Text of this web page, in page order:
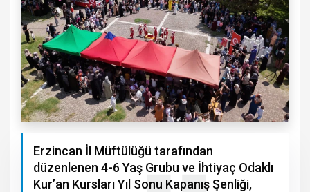
Erzincan İl Müftülüğü tarafından
düzenlenen 4-6 Yaş Grubu ve İhtiyaç Odaklı
Kur’an Kursları Yıl Sonu Kapanış Şenliği,